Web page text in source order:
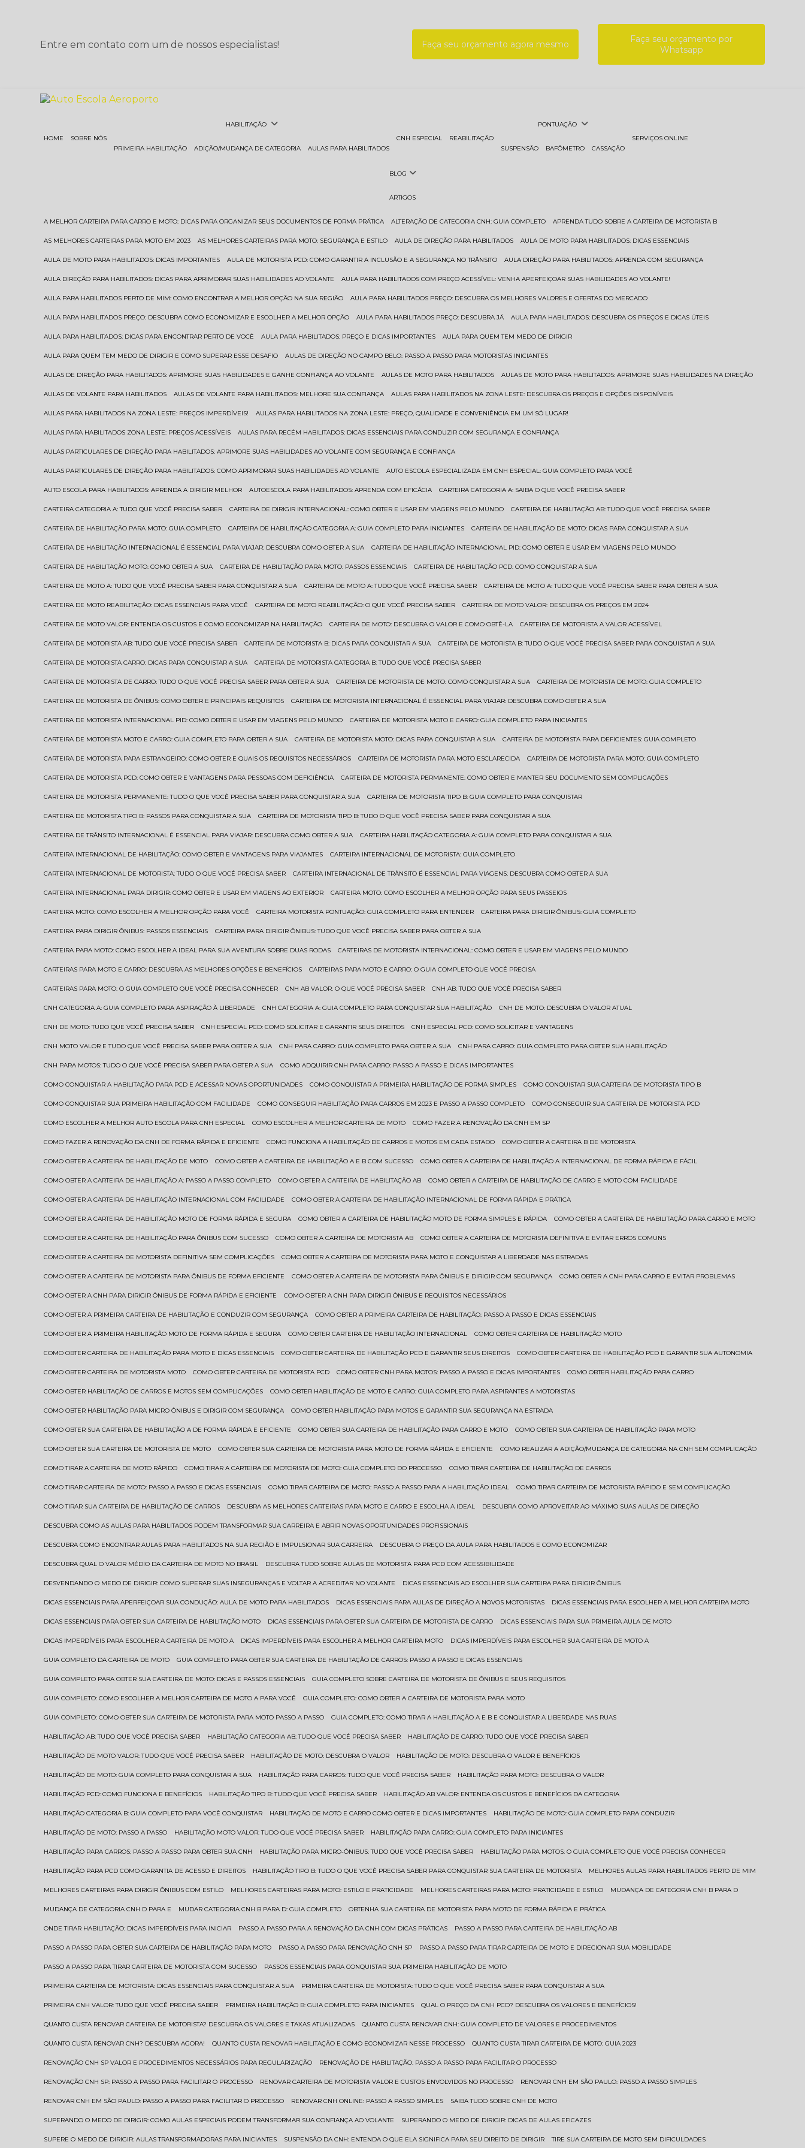
Entre em contato com um de nossos especialistas! Faça seu orçamento agora mesmo
Faça seu orçamento por
Whatsapp
HOME SOBRE NÓS
HABILITAÇÃO
PRIMEIRA HABILITAÇÃO ADIÇÃO/MUDANÇA DE CATEGORIA AULAS PARA HABILITADOS
CNH ESPECIAL REABILITAÇÃO
PONTUAÇÃO
SUSPENSÃO BAFÔMETRO CASSAÇÃO
SERVIÇOS ONLINE
BLOG
ARTIGOS
A MELHOR CARTEIRA PARA CARRO E MOTO: DICAS PARA ORGANIZAR SEUS DOCUMENTOS DE FORMA PRÁTICA ALTERAÇÃO DE CATEGORIA CNH: GUIA COMPLETO APRENDA TUDO SOBRE A CARTEIRA DE MOTORISTA B
AS MELHORES CARTEIRAS PARA MOTO EM 2023 AS MELHORES CARTEIRAS PARA MOTO: SEGURANÇA E ESTILO AULA DE DIREÇÃO PARA HABILITADOS AULA DE MOTO PARA HABILITADOS: DICAS ESSENCIAIS
AULA DE MOTO PARA HABILITADOS: DICAS IMPORTANTES AULA DE MOTORISTA PCD: COMO GARANTIR A INCLUSÃO E A SEGURANÇA NO TRÂNSITO AULA DIREÇÃO PARA HABILITADOS: APRENDA COM SEGURANÇA
AULA DIREÇÃO PARA HABILITADOS: DICAS PARA APRIMORAR SUAS HABILIDADES AO VOLANTE AULA PARA HABILITADOS COM PREÇO ACESSÍVEL: VENHA APERFEIÇOAR SUAS HABILIDADES AO VOLANTE!
AULA PARA HABILITADOS PERTO DE MIM: COMO ENCONTRAR A MELHOR OPÇÃO NA SUA REGIÃO AULA PARA HABILITADOS PREÇO: DESCUBRA OS MELHORES VALORES E OFERTAS DO MERCADO
AULA PARA HABILITADOS PREÇO: DESCUBRA COMO ECONOMIZAR E ESCOLHER A MELHOR OPÇÃO AULA PARA HABILITADOS PREÇO: DESCUBRA JÁ AULA PARA HABILITADOS: DESCUBRA OS PREÇOS E DICAS ÚTEIS
AULA PARA HABILITADOS: DICAS PARA ENCONTRAR PERTO DE VOCÊ AULA PARA HABILITADOS: PREÇO E DICAS IMPORTANTES AULA PARA QUEM TEM MEDO DE DIRIGIR
AULA PARA QUEM TEM MEDO DE DIRIGIR E COMO SUPERAR ESSE DESAFIO AULAS DE DIREÇÃO NO CAMPO BELO: PASSO A PASSO PARA MOTORISTAS INICIANTES
AULAS DE DIREÇÃO PARA HABILITADOS: APRIMORE SUAS HABILIDADES E GANHE CONFIANÇA AO VOLANTE AULAS DE MOTO PARA HABILITADOS AULAS DE MOTO PARA HABILITADOS: APRIMORE SUAS HABILIDADES NA DIREÇÃO
AULAS DE VOLANTE PARA HABILITADOS AULAS DE VOLANTE PARA HABILITADOS: MELHORE SUA CONFIANÇA AULAS PARA HABILITADOS NA ZONA LESTE: DESCUBRA OS PREÇOS E OPÇÕES DISPONÍVEIS
AULAS PARA HABILITADOS NA ZONA LESTE: PREÇOS IMPERDÍVEIS! AULAS PARA HABILITADOS NA ZONA LESTE: PREÇO, QUALIDADE E CONVENIÊNCIA EM UM SÓ LUGAR!
AULAS PARA HABILITADOS ZONA LESTE: PREÇOS ACESSÍVEIS AULAS PARA RECÉM HABILITADOS: DICAS ESSENCIAIS PARA CONDUZIR COM SEGURANÇA E CONFIANÇA
AULAS PARTICULARES DE DIREÇÃO PARA HABILITADOS: APRIMORE SUAS HABILIDADES AO VOLANTE COM SEGURANÇA E CONFIANÇA
AULAS PARTICULARES DE DIREÇÃO PARA HABILITADOS: COMO APRIMORAR SUAS HABILIDADES AO VOLANTE AUTO ESCOLA ESPECIALIZADA EM CNH ESPECIAL: GUIA COMPLETO PARA VOCÊ
AUTO ESCOLA PARA HABILITADOS: APRENDA A DIRIGIR MELHOR AUTOESCOLA PARA HABILITADOS: APRENDA COM EFICÁCIA CARTEIRA CATEGORIA A: SAIBA O QUE VOCÊ PRECISA SABER
CARTEIRA CATEGORIA A: TUDO QUE VOCÊ PRECISA SABER CARTEIRA DE DIRIGIR INTERNACIONAL: COMO OBTER E USAR EM VIAGENS PELO MUNDO CARTEIRA DE HABILITAÇÃO AB: TUDO QUE VOCÊ PRECISA SABER
CARTEIRA DE HABILITAÇÃO PARA MOTO: GUIA COMPLETO CARTEIRA DE HABILITAÇÃO CATEGORIA A: GUIA COMPLETO PARA INICIANTES CARTEIRA DE HABILITAÇÃO DE MOTO: DICAS PARA CONQUISTAR A SUA
CARTEIRA DE HABILITAÇÃO INTERNACIONAL É ESSENCIAL PARA VIAJAR: DESCUBRA COMO OBTER A SUA CARTEIRA DE HABILITAÇÃO INTERNACIONAL PID: COMO OBTER E USAR EM VIAGENS PELO MUNDO
CARTEIRA DE HABILITAÇÃO MOTO: COMO OBTER A SUA CARTEIRA DE HABILITAÇÃO PARA MOTO: PASSOS ESSENCIAIS CARTEIRA DE HABILITAÇÃO PCD: COMO CONQUISTAR A SUA
CARTEIRA DE MOTO A: TUDO QUE VOCÊ PRECISA SABER PARA CONQUISTAR A SUA CARTEIRA DE MOTO A: TUDO QUE VOCÊ PRECISA SABER CARTEIRA DE MOTO A: TUDO QUE VOCÊ PRECISA SABER PARA OBTER A SUA
CARTEIRA DE MOTO REABILITAÇÃO: DICAS ESSENCIAIS PARA VOCÊ CARTEIRA DE MOTO REABILITAÇÃO: O QUE VOCÊ PRECISA SABER CARTEIRA DE MOTO VALOR: DESCUBRA OS PREÇOS EM 2024
CARTEIRA DE MOTO VALOR: ENTENDA OS CUSTOS E COMO ECONOMIZAR NA HABILITAÇÃO CARTEIRA DE MOTO: DESCUBRA O VALOR E COMO OBTÊ-LA CARTEIRA DE MOTORISTA A VALOR ACESSÍVEL
CARTEIRA DE MOTORISTA AB: TUDO QUE VOCÊ PRECISA SABER CARTEIRA DE MOTORISTA B: DICAS PARA CONQUISTAR A SUA CARTEIRA DE MOTORISTA B: TUDO O QUE VOCÊ PRECISA SABER PARA CONQUISTAR A SUA
CARTEIRA DE MOTORISTA CARRO: DICAS PARA CONQUISTAR A SUA CARTEIRA DE MOTORISTA CATEGORIA B: TUDO QUE VOCÊ PRECISA SABER
CARTEIRA DE MOTORISTA DE CARRO: TUDO O QUE VOCÊ PRECISA SABER PARA OBTER A SUA CARTEIRA DE MOTORISTA DE MOTO: COMO CONQUISTAR A SUA CARTEIRA DE MOTORISTA DE MOTO: GUIA COMPLETO
CARTEIRA DE MOTORISTA DE ÔNIBUS: COMO OBTER E PRINCIPAIS REQUISITOS CARTEIRA DE MOTORISTA INTERNACIONAL É ESSENCIAL PARA VIAJAR: DESCUBRA COMO OBTER A SUA
CARTEIRA DE MOTORISTA INTERNACIONAL PID: COMO OBTER E USAR EM VIAGENS PELO MUNDO CARTEIRA DE MOTORISTA MOTO E CARRO: GUIA COMPLETO PARA INICIANTES
CARTEIRA DE MOTORISTA MOTO E CARRO: GUIA COMPLETO PARA OBTER A SUA CARTEIRA DE MOTORISTA MOTO: DICAS PARA CONQUISTAR A SUA CARTEIRA DE MOTORISTA PARA DEFICIENTES: GUIA COMPLETO
CARTEIRA DE MOTORISTA PARA ESTRANGEIRO: COMO OBTER E QUAIS OS REQUISITOS NECESSÁRIOS CARTEIRA DE MOTORISTA PARA MOTO ESCLARECIDA CARTEIRA DE MOTORISTA PARA MOTO: GUIA COMPLETO
CARTEIRA DE MOTORISTA PCD: COMO OBTER E VANTAGENS PARA PESSOAS COM DEFICIÊNCIA CARTEIRA DE MOTORISTA PERMANENTE: COMO OBTER E MANTER SEU DOCUMENTO SEM COMPLICAÇÕES
CARTEIRA DE MOTORISTA PERMANENTE: TUDO O QUE VOCÊ PRECISA SABER PARA CONQUISTAR A SUA CARTEIRA DE MOTORISTA TIPO B: GUIA COMPLETO PARA CONQUISTAR
CARTEIRA DE MOTORISTA TIPO B: PASSOS PARA CONQUISTAR A SUA CARTEIRA DE MOTORISTA TIPO B: TUDO O QUE VOCÊ PRECISA SABER PARA CONQUISTAR A SUA
CARTEIRA DE TRÂNSITO INTERNACIONAL É ESSENCIAL PARA VIAJAR: DESCUBRA COMO OBTER A SUA CARTEIRA HABILITAÇÃO CATEGORIA A: GUIA COMPLETO PARA CONQUISTAR A SUA
CARTEIRA INTERNACIONAL DE HABILITAÇÃO: COMO OBTER E VANTAGENS PARA VIAJANTES CARTEIRA INTERNACIONAL DE MOTORISTA: GUIA COMPLETO
CARTEIRA INTERNACIONAL DE MOTORISTA: TUDO O QUE VOCÊ PRECISA SABER CARTEIRA INTERNACIONAL DE TRÂNSITO É ESSENCIAL PARA VIAGENS: DESCUBRA COMO OBTER A SUA
CARTEIRA INTERNACIONAL PARA DIRIGIR: COMO OBTER E USAR EM VIAGENS AO EXTERIOR CARTEIRA MOTO: COMO ESCOLHER A MELHOR OPÇÃO PARA SEUS PASSEIOS
CARTEIRA MOTO: COMO ESCOLHER A MELHOR OPÇÃO PARA VOCÊ CARTEIRA MOTORISTA PONTUAÇÃO: GUIA COMPLETO PARA ENTENDER CARTEIRA PARA DIRIGIR ÔNIBUS: GUIA COMPLETO
CARTEIRA PARA DIRIGIR ÔNIBUS: PASSOS ESSENCIAIS CARTEIRA PARA DIRIGIR ÔNIBUS: TUDO QUE VOCÊ PRECISA SABER PARA OBTER A SUA
CARTEIRA PARA MOTO: COMO ESCOLHER A IDEAL PARA SUA AVENTURA SOBRE DUAS RODAS CARTEIRAS DE MOTORISTA INTERNACIONAL: COMO OBTER E USAR EM VIAGENS PELO MUNDO
CARTEIRAS PARA MOTO E CARRO: DESCUBRA AS MELHORES OPÇÕES E BENEFÍCIOS CARTEIRAS PARA MOTO E CARRO: O GUIA COMPLETO QUE VOCÊ PRECISA
CARTEIRAS PARA MOTO: O GUIA COMPLETO QUE VOCÊ PRECISA CONHECER CNH AB VALOR: O QUE VOCÊ PRECISA SABER CNH AB: TUDO QUE VOCÊ PRECISA SABER
CNH CATEGORIA A: GUIA COMPLETO PARA ASPIRAÇÃO À LIBERDADE CNH CATEGORIA A: GUIA COMPLETO PARA CONQUISTAR SUA HABILITAÇÃO CNH DE MOTO: DESCUBRA O VALOR ATUAL
CNH DE MOTO: TUDO QUE VOCÊ PRECISA SABER CNH ESPECIAL PCD: COMO SOLICITAR E GARANTIR SEUS DIREITOS CNH ESPECIAL PCD: COMO SOLICITAR E VANTAGENS
CNH MOTO VALOR E TUDO QUE VOCÊ PRECISA SABER PARA OBTER A SUA CNH PARA CARRO: GUIA COMPLETO PARA OBTER A SUA CNH PARA CARRO: GUIA COMPLETO PARA OBTER SUA HABILITAÇÃO
CNH PARA MOTOS: TUDO O QUE VOCÊ PRECISA SABER PARA OBTER A SUA COMO ADQUIRIR CNH PARA CARRO: PASSO A PASSO E DICAS IMPORTANTES
COMO CONQUISTAR A HABILITAÇÃO PARA PCD E ACESSAR NOVAS OPORTUNIDADES COMO CONQUISTAR A PRIMEIRA HABILITAÇÃO DE FORMA SIMPLES COMO CONQUISTAR SUA CARTEIRA DE MOTORISTA TIPO B
COMO CONQUISTAR SUA PRIMEIRA HABILITAÇÃO COM FACILIDADE COMO CONSEGUIR HABILITAÇÃO PARA CARROS EM 2023 E PASSO A PASSO COMPLETO COMO CONSEGUIR SUA CARTEIRA DE MOTORISTA PCD
COMO ESCOLHER A MELHOR AUTO ESCOLA PARA CNH ESPECIAL COMO ESCOLHER A MELHOR CARTEIRA DE MOTO COMO FAZER A RENOVAÇÃO DA CNH EM SP
COMO FAZER A RENOVAÇÃO DA CNH DE FORMA RÁPIDA E EFICIENTE COMO FUNCIONA A HABILITAÇÃO DE CARROS E MOTOS EM CADA ESTADO COMO OBTER A CARTEIRA B DE MOTORISTA
COMO OBTER A CARTEIRA DE HABILITAÇÃO DE MOTO COMO OBTER A CARTEIRA DE HABILITAÇÃO A E B COM SUCESSO COMO OBTER A CARTEIRA DE HABILITAÇÃO A INTERNACIONAL DE FORMA RÁPIDA E FÁCIL
COMO OBTER A CARTEIRA DE HABILITAÇÃO A: PASSO A PASSO COMPLETO COMO OBTER A CARTEIRA DE HABILITAÇÃO AB COMO OBTER A CARTEIRA DE HABILITAÇÃO DE CARRO E MOTO COM FACILIDADE
COMO OBTER A CARTEIRA DE HABILITAÇÃO INTERNACIONAL COM FACILIDADE COMO OBTER A CARTEIRA DE HABILITAÇÃO INTERNACIONAL DE FORMA RÁPIDA E PRÁTICA
COMO OBTER A CARTEIRA DE HABILITAÇÃO MOTO DE FORMA RÁPIDA E SEGURA COMO OBTER A CARTEIRA DE HABILITAÇÃO MOTO DE FORMA SIMPLES E RÁPIDA COMO OBTER A CARTEIRA DE HABILITAÇÃO PARA CARRO E MOTO
COMO OBTER A CARTEIRA DE HABILITAÇÃO PARA ÔNIBUS COM SUCESSO COMO OBTER A CARTEIRA DE MOTORISTA AB COMO OBTER A CARTEIRA DE MOTORISTA DEFINITIVA E EVITAR ERROS COMUNS
COMO OBTER A CARTEIRA DE MOTORISTA DEFINITIVA SEM COMPLICAÇÕES COMO OBTER A CARTEIRA DE MOTORISTA PARA MOTO E CONQUISTAR A LIBERDADE NAS ESTRADAS
COMO OBTER A CARTEIRA DE MOTORISTA PARA ÔNIBUS DE FORMA EFICIENTE COMO OBTER A CARTEIRA DE MOTORISTA PARA ÔNIBUS E DIRIGIR COM SEGURANÇA COMO OBTER A CNH PARA CARRO E EVITAR PROBLEMAS
COMO OBTER A CNH PARA DIRIGIR ÔNIBUS DE FORMA RÁPIDA E EFICIENTE COMO OBTER A CNH PARA DIRIGIR ÔNIBUS E REQUISITOS NECESSÁRIOS
COMO OBTER A PRIMEIRA CARTEIRA DE HABILITAÇÃO E CONDUZIR COM SEGURANÇA COMO OBTER A PRIMEIRA CARTEIRA DE HABILITAÇÃO: PASSO A PASSO E DICAS ESSENCIAIS
COMO OBTER A PRIMEIRA HABILITAÇÃO MOTO DE FORMA RÁPIDA E SEGURA COMO OBTER CARTEIRA DE HABILITAÇÃO INTERNACIONAL COMO OBTER CARTEIRA DE HABILITAÇÃO MOTO
COMO OBTER CARTEIRA DE HABILITAÇÃO PARA MOTO E DICAS ESSENCIAIS COMO OBTER CARTEIRA DE HABILITAÇÃO PCD E GARANTIR SEUS DIREITOS COMO OBTER CARTEIRA DE HABILITAÇÃO PCD E GARANTIR SUA AUTONOMIA
COMO OBTER CARTEIRA DE MOTORISTA MOTO COMO OBTER CARTEIRA DE MOTORISTA PCD COMO OBTER CNH PARA MOTOS: PASSO A PASSO E DICAS IMPORTANTES COMO OBTER HABILITAÇÃO PARA CARRO
COMO OBTER HABILITAÇÃO DE CARROS E MOTOS SEM COMPLICAÇÕES COMO OBTER HABILITAÇÃO DE MOTO E CARRO: GUIA COMPLETO PARA ASPIRANTES A MOTORISTAS
COMO OBTER HABILITAÇÃO PARA MICRO ÔNIBUS E DIRIGIR COM SEGURANÇA COMO OBTER HABILITAÇÃO PARA MOTOS E GARANTIR SUA SEGURANÇA NA ESTRADA
COMO OBTER SUA CARTEIRA DE HABILITAÇÃO A DE FORMA RÁPIDA E EFICIENTE COMO OBTER SUA CARTEIRA DE HABILITAÇÃO PARA CARRO E MOTO COMO OBTER SUA CARTEIRA DE HABILITAÇÃO PARA MOTO
COMO OBTER SUA CARTEIRA DE MOTORISTA DE MOTO COMO OBTER SUA CARTEIRA DE MOTORISTA PARA MOTO DE FORMA RÁPIDA E EFICIENTE COMO REALIZAR A ADIÇÃO/MUDANÇA DE CATEGORIA NA CNH SEM COMPLICAÇÃO
COMO TIRAR A CARTEIRA DE MOTO RÁPIDO COMO TIRAR A CARTEIRA DE MOTORISTA DE MOTO: GUIA COMPLETO DO PROCESSO COMO TIRAR CARTEIRA DE HABILITAÇÃO DE CARROS
COMO TIRAR CARTEIRA DE MOTO: PASSO A PASSO E DICAS ESSENCIAIS COMO TIRAR CARTEIRA DE MOTO: PASSO A PASSO PARA A HABILITAÇÃO IDEAL COMO TIRAR CARTEIRA DE MOTORISTA RÁPIDO E SEM COMPLICAÇÃO
COMO TIRAR SUA CARTEIRA DE HABILITAÇÃO DE CARROS DESCUBRA AS MELHORES CARTEIRAS PARA MOTO E CARRO E ESCOLHA A IDEAL DESCUBRA COMO APROVEITAR AO MÁXIMO SUAS AULAS DE DIREÇÃO
DESCUBRA COMO AS AULAS PARA HABILITADOS PODEM TRANSFORMAR SUA CARREIRA E ABRIR NOVAS OPORTUNIDADES PROFISSIONAIS
DESCUBRA COMO ENCONTRAR AULAS PARA HABILITADOS NA SUA REGIÃO E IMPULSIONAR SUA CARREIRA DESCUBRA O PREÇO DA AULA PARA HABILITADOS E COMO ECONOMIZAR
DESCUBRA QUAL O VALOR MÉDIO DA CARTEIRA DE MOTO NO BRASIL DESCUBRA TUDO SOBRE AULAS DE MOTORISTA PARA PCD COM ACESSIBILIDADE
DESVENDANDO O MEDO DE DIRIGIR: COMO SUPERAR SUAS INSEGURANÇAS E VOLTAR A ACREDITAR NO VOLANTE DICAS ESSENCIAIS AO ESCOLHER SUA CARTEIRA PARA DIRIGIR ÔNIBUS
DICAS ESSENCIAIS PARA APERFEIÇOAR SUA CONDUÇÃO: AULA DE MOTO PARA HABILITADOS DICAS ESSENCIAIS PARA AULAS DE DIREÇÃO A NOVOS MOTORISTAS DICAS ESSENCIAIS PARA ESCOLHER A MELHOR CARTEIRA MOTO
DICAS ESSENCIAIS PARA OBTER SUA CARTEIRA DE HABILITAÇÃO MOTO DICAS ESSENCIAIS PARA OBTER SUA CARTEIRA DE MOTORISTA DE CARRO DICAS ESSENCIAIS PARA SUA PRIMEIRA AULA DE MOTO
DICAS IMPERDÍVEIS PARA ESCOLHER A CARTEIRA DE MOTO A DICAS IMPERDÍVEIS PARA ESCOLHER A MELHOR CARTEIRA MOTO DICAS IMPERDÍVEIS PARA ESCOLHER SUA CARTEIRA DE MOTO A
GUIA COMPLETO DA CARTEIRA DE MOTO GUIA COMPLETO PARA OBTER SUA CARTEIRA DE HABILITAÇÃO DE CARROS: PASSO A PASSO E DICAS ESSENCIAIS
GUIA COMPLETO PARA OBTER SUA CARTEIRA DE MOTO: DICAS E PASSOS ESSENCIAIS GUIA COMPLETO SOBRE CARTEIRA DE MOTORISTA DE ÔNIBUS E SEUS REQUISITOS
GUIA COMPLETO: COMO ESCOLHER A MELHOR CARTEIRA DE MOTO A PARA VOCÊ GUIA COMPLETO: COMO OBTER A CARTEIRA DE MOTORISTA PARA MOTO
GUIA COMPLETO: COMO OBTER SUA CARTEIRA DE MOTORISTA PARA MOTO PASSO A PASSO GUIA COMPLETO: COMO TIRAR A HABILITAÇÃO A E B E CONQUISTAR A LIBERDADE NAS RUAS
HABILITAÇÃO AB: TUDO QUE VOCÊ PRECISA SABER HABILITAÇÃO CATEGORIA AB: TUDO QUE VOCÊ PRECISA SABER HABILITAÇÃO DE CARRO: TUDO QUE VOCÊ PRECISA SABER
HABILITAÇÃO DE MOTO VALOR: TUDO QUE VOCÊ PRECISA SABER HABILITAÇÃO DE MOTO: DESCUBRA O VALOR HABILITAÇÃO DE MOTO: DESCUBRA O VALOR E BENEFÍCIOS
HABILITAÇÃO DE MOTO: GUIA COMPLETO PARA CONQUISTAR A SUA HABILITAÇÃO PARA CARROS: TUDO QUE VOCÊ PRECISA SABER HABILITAÇÃO PARA MOTO: DESCUBRA O VALOR
HABILITAÇÃO PCD: COMO FUNCIONA E BENEFÍCIOS HABILITAÇÃO TIPO B: TUDO QUE VOCÊ PRECISA SABER HABILITAÇÃO AB VALOR: ENTENDA OS CUSTOS E BENEFÍCIOS DA CATEGORIA
HABILITAÇÃO CATEGORIA B: GUIA COMPLETO PARA VOCÊ CONQUISTAR HABILITAÇÃO DE MOTO E CARRO COMO OBTER E DICAS IMPORTANTES HABILITAÇÃO DE MOTO: GUIA COMPLETO PARA CONDUZIR
HABILITAÇÃO DE MOTO: PASSO A PASSO HABILITAÇÃO MOTO VALOR: TUDO QUE VOCÊ PRECISA SABER HABILITAÇÃO PARA CARRO: GUIA COMPLETO PARA INICIANTES
HABILITAÇÃO PARA CARROS: PASSO A PASSO PARA OBTER SUA CNH HABILITAÇÃO PARA MICRO-ÔNIBUS: TUDO QUE VOCÊ PRECISA SABER HABILITAÇÃO PARA MOTOS: O GUIA COMPLETO QUE VOCÊ PRECISA CONHECER
HABILITAÇÃO PARA PCD COMO GARANTIA DE ACESSO E DIREITOS HABILITAÇÃO TIPO B: TUDO O QUE VOCÊ PRECISA SABER PARA CONQUISTAR SUA CARTEIRA DE MOTORISTA MELHORES AULAS PARA HABILITADOS PERTO DE MIM
MELHORES CARTEIRAS PARA DIRIGIR ÔNIBUS COM ESTILO MELHORES CARTEIRAS PARA MOTO: ESTILO E PRATICIDADE MELHORES CARTEIRAS PARA MOTO: PRATICIDADE E ESTILO MUDANÇA DE CATEGORIA CNH B PARA D
MUDANÇA DE CATEGORIA CNH D PARA E MUDAR CATEGORIA CNH B PARA D: GUIA COMPLETO OBTENHA SUA CARTEIRA DE MOTORISTA PARA MOTO DE FORMA RÁPIDA E PRÁTICA
ONDE TIRAR HABILITAÇÃO: DICAS IMPERDÍVEIS PARA INICIAR PASSO A PASSO PARA A RENOVAÇÃO DA CNH COM DICAS PRÁTICAS PASSO A PASSO PARA CARTEIRA DE HABILITAÇÃO AB
PASSO A PASSO PARA OBTER SUA CARTEIRA DE HABILITAÇÃO PARA MOTO PASSO A PASSO PARA RENOVAÇÃO CNH SP PASSO A PASSO PARA TIRAR CARTEIRA DE MOTO E DIRECIONAR SUA MOBILIDADE
PASSO A PASSO PARA TIRAR CARTEIRA DE MOTORISTA COM SUCESSO PASSOS ESSENCIAIS PARA CONQUISTAR SUA PRIMEIRA HABILITAÇÃO DE MOTO
PRIMEIRA CARTEIRA DE MOTORISTA: DICAS ESSENCIAIS PARA CONQUISTAR A SUA PRIMEIRA CARTEIRA DE MOTORISTA: TUDO O QUE VOCÊ PRECISA SABER PARA CONQUISTAR A SUA
PRIMEIRA CNH VALOR: TUDO QUE VOCÊ PRECISA SABER PRIMEIRA HABILITAÇÃO B: GUIA COMPLETO PARA INICIANTES QUAL O PREÇO DA CNH PCD? DESCUBRA OS VALORES E BENEFÍCIOS!
QUANTO CUSTA RENOVAR CARTEIRA DE MOTORISTA? DESCUBRA OS VALORES E TAXAS ATUALIZADAS QUANTO CUSTA RENOVAR CNH: GUIA COMPLETO DE VALORES E PROCEDIMENTOS
QUANTO CUSTA RENOVAR CNH? DESCUBRA AGORA! QUANTO CUSTA RENOVAR HABILITAÇÃO E COMO ECONOMIZAR NESSE PROCESSO QUANTO CUSTA TIRAR CARTEIRA DE MOTO: GUIA 2023
RENOVAÇÃO CNH SP VALOR E PROCEDIMENTOS NECESSÁRIOS PARA REGULARIZAÇÃO RENOVAÇÃO DE HABILITAÇÃO: PASSO A PASSO PARA FACILITAR O PROCESSO
RENOVAÇÃO CNH SP: PASSO A PASSO PARA FACILITAR O PROCESSO RENOVAR CARTEIRA DE MOTORISTA VALOR E CUSTOS ENVOLVIDOS NO PROCESSO RENOVAR CNH EM SÃO PAULO: PASSO A PASSO SIMPLES
RENOVAR CNH EM SÃO PAULO: PASSO A PASSO PARA FACILITAR O PROCESSO RENOVAR CNH ONLINE: PASSO A PASSO SIMPLES SAIBA TUDO SOBRE CNH DE MOTO
SUPERANDO O MEDO DE DIRIGIR: COMO AULAS ESPECIAIS PODEM TRANSFORMAR SUA CONFIANÇA AO VOLANTE SUPERANDO O MEDO DE DIRIGIR: DICAS DE AULAS EFICAZES
SUPERE O MEDO DE DIRIGIR: AULAS TRANSFORMADORAS PARA INICIANTES SUSPENSÃO DA CNH: ENTENDA O QUE ELA SIGNIFICA PARA SEU DIREITO DE DIRIGIR TIRE SUA CARTEIRA DE MOTO SEM DIFICULDADES